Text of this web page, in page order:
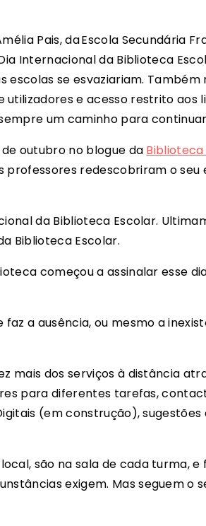
Pais, da Escola Secundária
Internacional da Biblioteca
escolas se esvaziariam. Também
e acesso restrito aos
um caminho para
outubro no blogue da Biblioteca
professores redescobriram o seu
da Biblioteca Escolar.
Biblioteca Escolar.
começou a assinalar esse
a ausência, ou mesmo a
mais dos serviços à distância
para diferentes tarefas,
(em construção), sugestões
são na sala de cada turma, e
exigem. Mas seguem o